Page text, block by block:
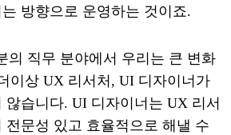
방향으로 운영하는 것이죠.
의 직무 분야에서 우리는 큰 변화
이상 UX 리서처, UI 디자이너가
않습니다. UI 디자이너는 UX 리서
전문성 있고 효율적으로 해낼 수